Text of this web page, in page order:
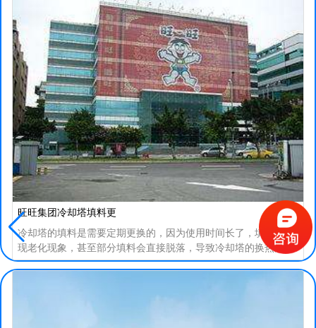
旺旺集团冷却塔填料更
冷却塔的填料是需要定期更换的，因为使用时间长了，填料会出
现老化现象，甚至部分填料会直接脱落，导致冷却塔的换热能力
下降，影响冷冻机组运行效率，耗费大量的能源，那么冷却